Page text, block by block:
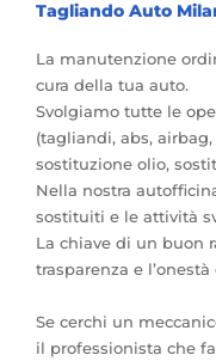
Tagliando Auto
La manutenzione
cura della tua auto.
Svolgiamo tutte le
(tagliandi, abs,
sostituzione olio,
Nella nostra
sostituiti e le attività
La chiave di un buon
trasparenza e
Se cerchi un
il professionista che